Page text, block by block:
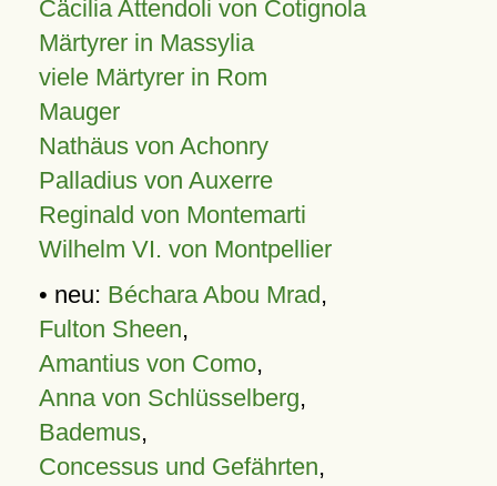
Cäcilia Attendoli von Cotignola
Märtyrer in Massylia
viele Märtyrer in Rom
Mauger
Nathäus von Achonry
Palladius von Auxerre
Reginald von Montemarti
Wilhelm VI. von Montpellier
• neu: Béchara Abou Mrad,
Fulton Sheen,
Amantius von Como,
Anna von Schlüsselberg,
Bademus,
Concessus und Gefährten,